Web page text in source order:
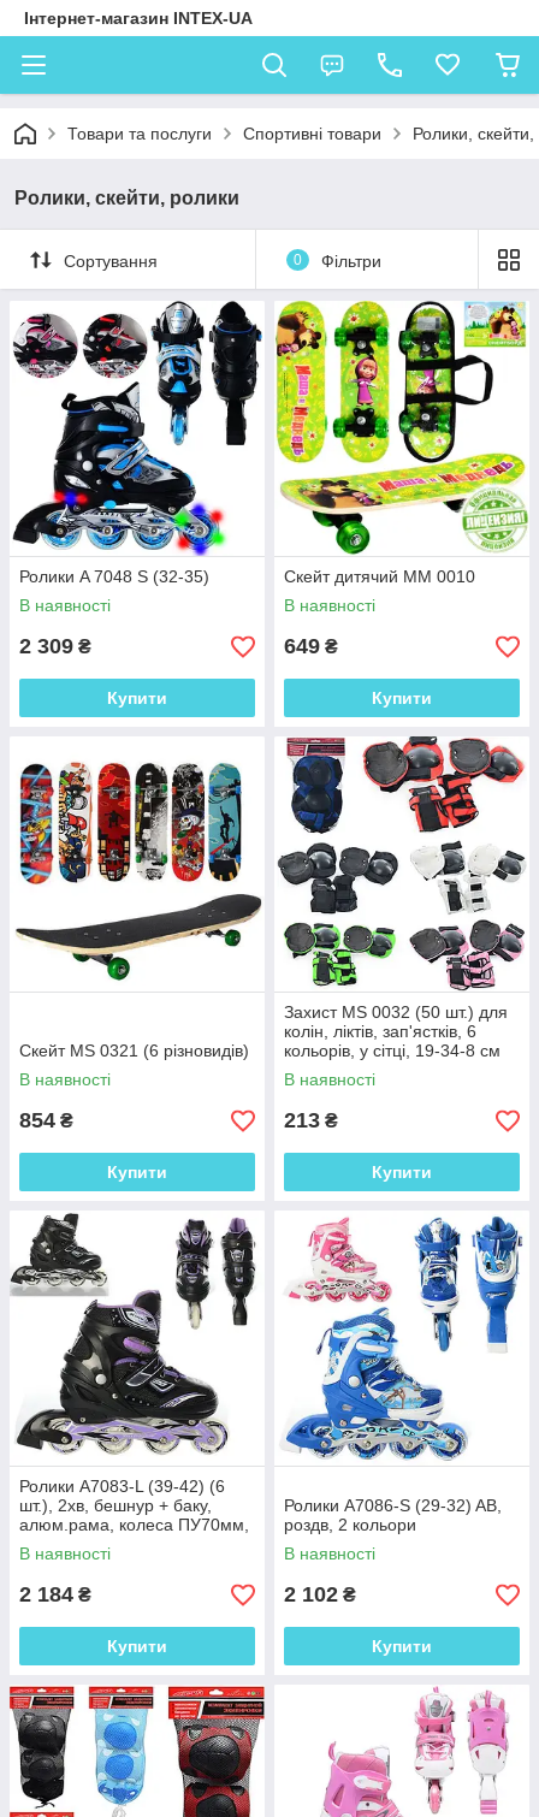
Інтернет-магазин INTEX-UA
Товари та послуги Спортивні товари Ролики,
Ролики, скейти, ролики
Сортування 0 Фільтри
Ролики A 7048 S (32-35)
В наявності
2 309 ₴
Купити
Скейт дитячий MM 0010
В наявності
649 ₴
Купити
Скейт MS 0321 (6 різновидів)
В наявності
854 ₴
Купити
Захист MS 0032 (50 шт.) для
колін, ліктів, зап'ястків, 6
кольорів, у сітці, 19-34-8 см
В наявності
213 ₴
Купити
Ролики A7083-L (39-42) (6
шт.), 2хв, бешнур + баку,
алюм.рама, колеса ПУ70мм,
освітлення, підшABEC-9, у
сумці,
В наявності
2 184 ₴
Купити
Ролики A7086-S (29-32) AB,
роздв, 2 кольори
В наявності
2 102 ₴
Купити